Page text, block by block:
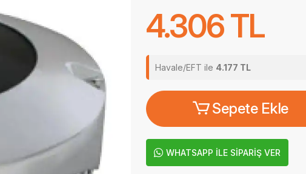
4.306 TL
Havale/EFT ile 4.177 TL
Sepete Ekle
WHATSAPP İLE SİPARİŞ VER